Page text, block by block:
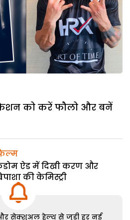
को करें फौलो और बनें
ऐड में दिखी करण और
की केमिस्ट्री
सेक्शुअल हेल्थ से जुड़ी हर नई